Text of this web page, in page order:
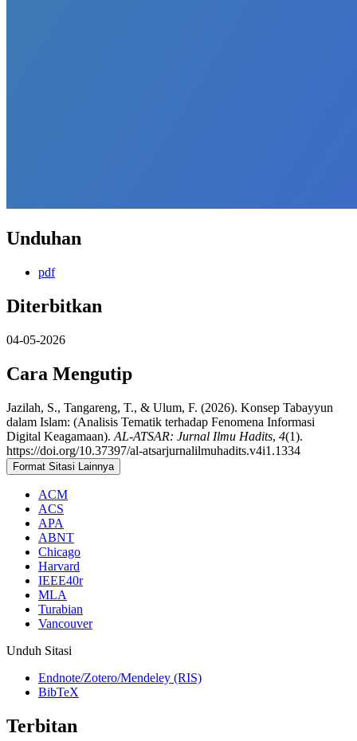
Unduhan
pdf
Diterbitkan
04-05-2026
Cara Mengutip
Jazilah, S., Tangareng, T., & Ulum, F. (2026). Konsep Tabayyun
dalam Islam: (Analisis Tematik terhadap Fenomena Informasi
Digital Keagamaan). AL-ATSAR: Jurnal Ilmu Hadits, 4(1).
https://doi.org/10.37397/al-atsarjurnalilmuhadits.v4i1.1334
Format Sitasi Lainnya
ACM
ACS
APA
ABNT
Chicago
Harvard
IEEE40r
MLA
Turabian
Vancouver
Unduh Sitasi
Endnote/Zotero/Mendeley (RIS)
BibTeX
Terbitan